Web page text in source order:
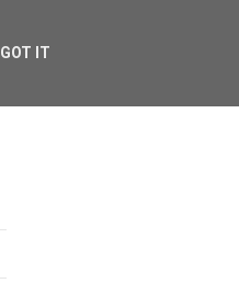
GOT IT